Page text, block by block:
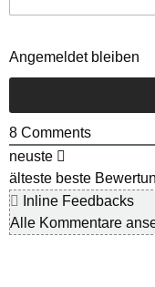
Angemeldet bleiben
8 Comments
neuste
älteste beste
Inline Feedbacks
Alle Kommentare